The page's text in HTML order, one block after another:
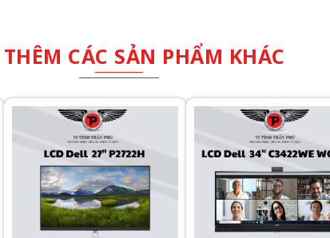
CÁC SẢN PHẨM KHÁC